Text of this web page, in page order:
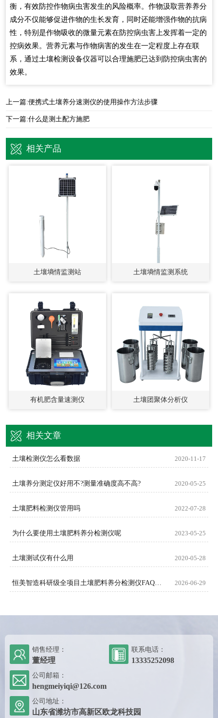
衡，有效防控作物病虫害发生的风险概率。作物汲取营养养分
成分不仅能够促进作物的生长发育，同时还能增强作物的抗病
性，特别是作物吸收的微量元素在防控病虫害上发挥着一定的
控病效果。营养元素与作物病害的发生在一定程度上存在联
系，通过土壤检测设备仪器可以合理施肥已达到防控病虫害的
效果。
上一篇:便携式土壤养分速测仪的使用操作方法步骤
下一篇:什么是测土配方施肥
相关产品
土壤墒情监测站 土壤墒情监测系统
有机肥含量速测仪 土壤团聚体分析仪
相关文章
土壤检测仪怎么看数据 2020-11-17
土壤养分测定仪好用不?测量准确度高不高? 2020-05-25
土壤肥料检测仪管用吗 2022-07-28
为什么要使用土壤肥料养分检测仪呢 2023-05-25
土壤测试仪有什么用 2020-05-28
2026-06-29
销售经理：
董经理
联系电话：
13335252098
公司邮箱：
hengmeiyiqi@126.com
公司地址：
山东省潍坊市高新区欧龙科技园